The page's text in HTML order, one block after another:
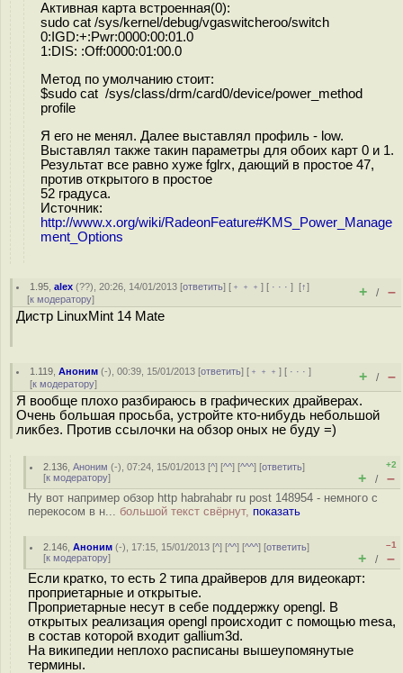
Активная карта встроенная(0):
sudo cat /sys/kernel/debug/vgaswitcheroo/switch
0:IGD:+:Pwr:0000:00:01.0
1:DIS: :Off:0000:01:00.0
Метод по умолчанию стоит:
$sudo cat /sys/class/drm/card0/device/power_method
profile
Я его не менял. Далее выставлял профиль - low.
Выставлял также такин параметры для обоих карт 0 и 1.
Результат все равно хуже fglrx, дающий в простое 47,
против открытого в простое
52 градуса.
Источник:
http://www.x.org/wiki/RadeonFeature#KMS_Power_Manage
ment_Options
1.95 ,alex (??), 20:26, 14/01/2013 [ответить] [ ﹢﹢﹢] [ · · ·][↑]
[к модератору] + / –
Дистр LinuxMint 14 Mate
1.119 ,Аноним (-), 00:39, 15/01/2013 [ответить] [ ﹢﹢﹢] [ · · ·]
[к модератору] + / –
Я вообще плохо разбираюсь в графических драйверах.
Очень большая просьба, устройте кто-нибудь небольшой
ликбез. Против ссылочки на обзор оных не буду =)
2.136 ,Аноним (-), 07:24, 15/01/2013 [^] [^^] [^^^] [ответить]
[к модератору]
+2
+ / –
Ну вот например обзор http habrahabr ru post 148954 - немного с
перекосом в н... большой текст свёрнут, показать
2.146 ,Аноним (-), 17:15, 15/01/2013 [^] [^^] [^^^] [ответить]
[к модератору]
–1
+ / –
Если кратко, то есть 2 типа драйверов для видеокарт:
проприетарные и открытые.
Проприетарные несут в себе поддержку opengl. В
открытых реализация opengl происходит с помощью mesa,
в состав которой входит gallium3d.
На википедии неплохо расписаны вышеупомянутые
термины.